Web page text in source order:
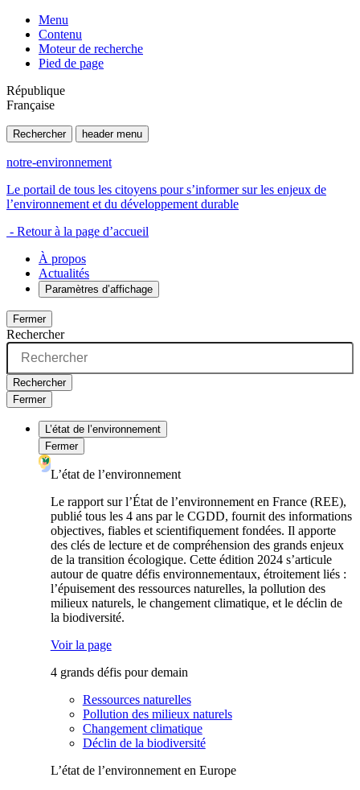
Menu
Contenu
Moteur de recherche
Pied de page
République
Française
Rechercher header menu
notre-environnement
Le portail de tous les citoyens pour s’informer sur les enjeux de
l’environnement et du développement durable
- Retour à la page d’accueil
À propos
Actualités
Paramètres d’affichage
Fermer
Rechercher
Rechercher
Fermer
L’état de l’environnement
Fermer
L’état de l’environnement
Le rapport sur l’État de l’environnement en France (REE),
publié tous les 4 ans par le CGDD, fournit des informations
objectives, fiables et scientifiquement fondées. Il apporte
des clés de lecture et de compréhension des grands enjeux
de la transition écologique. Cette édition 2024 s’articule
autour de quatre défis environnementaux, étroitement liés :
l’épuisement des ressources naturelles, la pollution des
milieux naturels, le changement climatique, et le déclin de
la biodiversité.
Voir la page
4 grands défis pour demain
Ressources naturelles
Pollution des milieux naturels
Changement climatique
Déclin de la biodiversité
L’état de l’environnement en Europe